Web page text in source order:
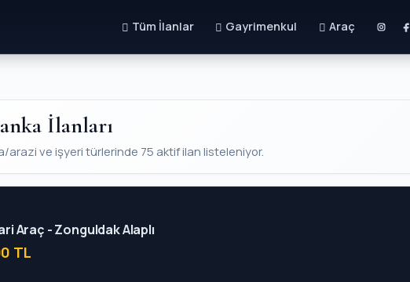
Tüm İlanlar Gayrimenkul Araç
İlanları
arazi ve işyeri türlerinde 75 aktif ilan listeleniyor.
Araç - Zonguldak Alaplı
TL